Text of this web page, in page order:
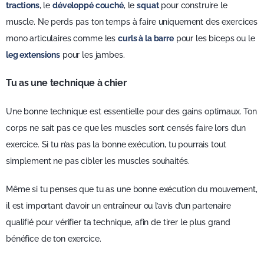
tractions, ledéveloppé couché, lesquatpour construire le
muscle. Ne perds pas ton temps à faire uniquement des exercices
mono articulaires comme lescurls à la barrepour les biceps ou le
leg extensions pour les jambes.
Tu as une technique à chier
Une bonne technique est essentielle pour des gains optimaux. Ton
corps ne sait pas ce que les muscles sont censés faire lors d’un
exercice. Si tu n’as pas la bonne exécution, tu pourrais tout
simplement ne pas cibler les muscles souhaités.
Même si tu penses que tu as une bonne exécution du mouvement,
il est important d’avoir un entraîneur ou l’avis d’un partenaire
qualifié pour vérifier ta technique, afin de tirer le plus grand
bénéfice de ton exercice.